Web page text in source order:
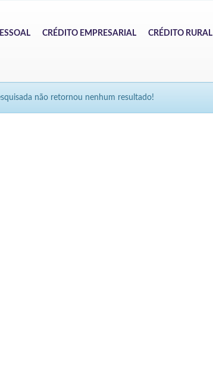
CRÉDITO EMPRESARIAL CRÉDITO RURAL
não retornou nenhum resultado!